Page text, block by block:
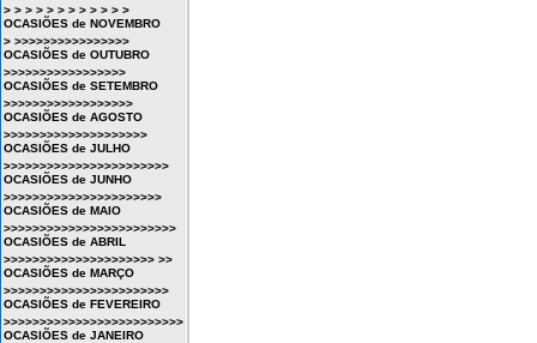
> > > > > > > > > > > >
OCASIÕES de NOVEMBRO
> >>>>>>>>>>>>>>>>
OCASIÕES de OUTUBRO
>>>>>>>>>>>>>>>>>
OCASIÕES de SETEMBRO
>>>>>>>>>>>>>>>>>>
OCASIÕES de AGOSTO
>>>>>>>>>>>>>>>>>>>>
OCASIÕES de JULHO
>>>>>>>>>>>>>>>>>>>>>>>
OCASIÕES de JUNHO
>>>>>>>>>>>>>>>>>>>>>>
OCASIÕES de MAIO
>>>>>>>>>>>>>>>>>>>>>>>>
OCASIÕES de ABRIL
>>>>>>>>>>>>>>>>>>>>> >>
OCASIÕES de MARÇO
>>>>>>>>>>>>>>>>>>>>>>>
OCASIÕES de FEVEREIRO
>>>>>>>>>>>>>>>>>>>>>>>>>
OCASIÕES de JANEIRO